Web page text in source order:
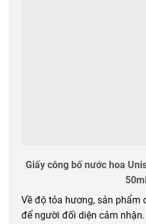
Giấy công bố nước hoa
50ml
Về độ tỏa hương, sản phẩm
để người đối diện cảm